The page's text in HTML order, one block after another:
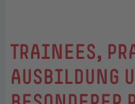
:
TRAINEES,
AUSBILDUNG